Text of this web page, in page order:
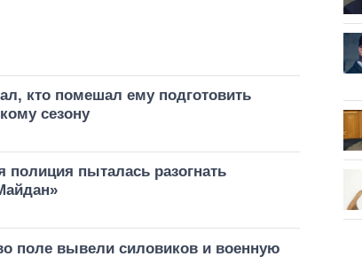
кто помешал ему подготовить
сезону
полиция пыталась разогнать
поле вывели силовиков и военную